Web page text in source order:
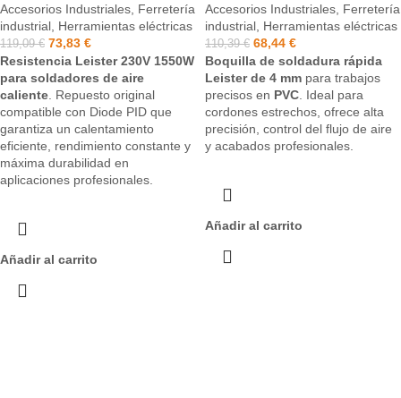
Accesorios Industriales Ferretería
industrial Herramientas eléctricas
119,09€ 73,83 €
Resistencia Leister 230V 1550W
para soldadores de aire
caliente . Repuesto original
compatible con Diode PID que
garantiza un calentamiento
eficiente, rendimiento constante y
máxima durabilidad en
aplicaciones profesionales.
Añadir al carrito
Accesorios Industriales Ferretería
industrial Herramientas eléctricas
110,39€ 68,44 €
Boquilla de soldadura rápida
Leister de 4 mm para trabajos
precisos en PVC . Ideal para
cordones estrechos, ofrece alta
precisión, control del flujo de aire
y acabados profesionales.
Añadir al carrito